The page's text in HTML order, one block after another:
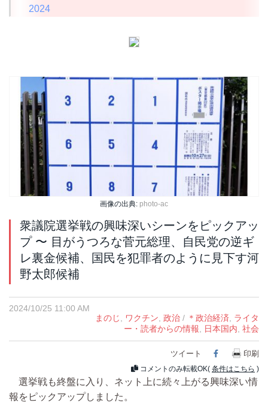
2024
画像の出典: photo-ac
衆議院選挙戦の興味深いシーンをピックアッ
プ 〜 目がうつろな菅元総理、自民党の逆ギ
レ裏金候補、国民を犯罪者のように見下す河
野太郎候補
2024/10/25 11:00 AM
まのじ
ワクチン 政治 / ＊政治経済
ライタ
ー・読者からの情報
日本国内 社会
ツイート Facebook
印刷
コメントのみ転載OK( 条件はこちら )
選挙戦も終盤に入り、ネット上に続々上がる興味深い情
報をピックアップしました。